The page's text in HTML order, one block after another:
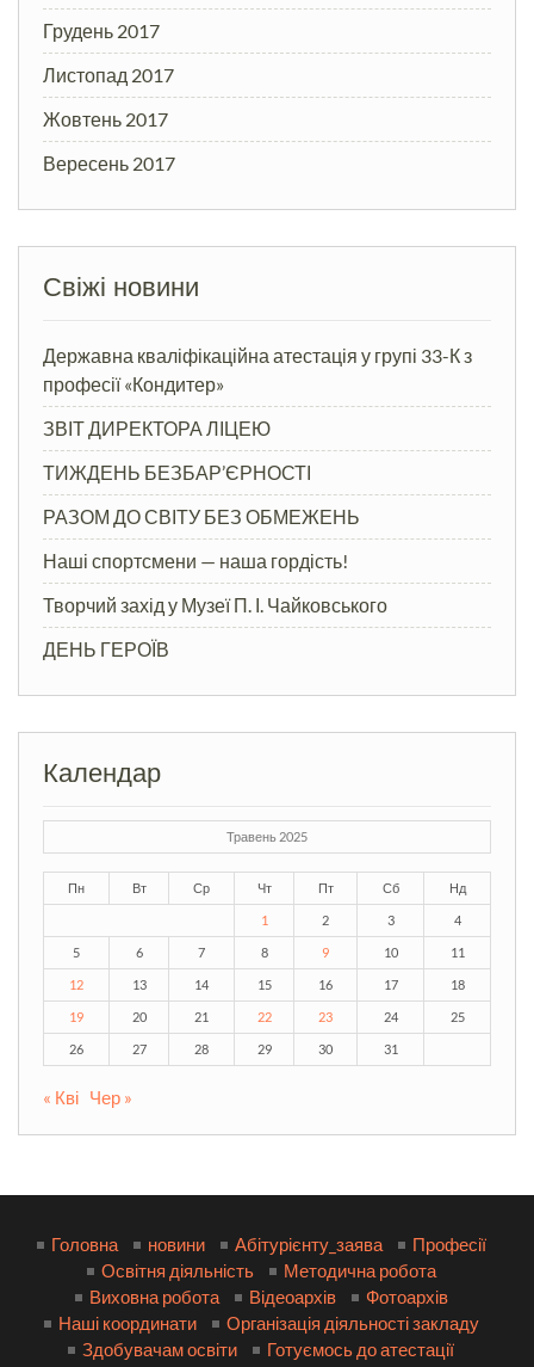
Грудень 2017
Листопад 2017
Жовтень 2017
Вересень 2017
Свіжі новини
Державна кваліфікаційна атестація у групі 33-К з
професії «Кондитер»
ЗВІТ ДИРЕКТОРА ЛІЦЕЮ
ТИЖДЕНЬ БЕЗБАР’ЄРНОСТІ
РАЗОМ ДО СВІТУ БЕЗ ОБМЕЖЕНЬ
Наші спортсмени — наша гордість!
Творчий захід у Музеї П. І. Чайковського
ДЕНЬ ГЕРОЇВ
Календар
Травень 2025
Пн Вт Ср Чт Пт Сб Нд
1 2 3 4
5 6 7 8 9 10 11
12 13 14 15 16 17 18
19 20 21 22 23 24 25
26 27 28 29 30 31
« Кві Чер »
Головна новини Абітурієнту_заява
Професії
Освітня діяльність
Методична робота
Виховна робота
Відеоархів
Фотоархів
Наші координати
Організація діяльності закладу
Здобувачам освіти
Готуємось до атестації